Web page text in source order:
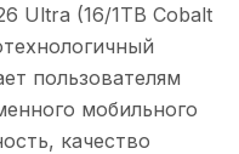
Ultra (16/1TB Cobalt
пользователям
мобильного
качество